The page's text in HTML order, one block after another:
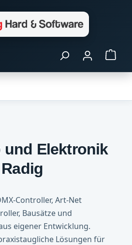
und Elektronik
Controller, Art-Net
Bausätze und
eigener Entwicklung.
Lösungen für